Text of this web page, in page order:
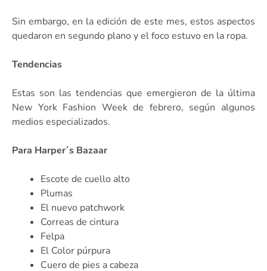
Sin embargo, en la edición de este mes, estos aspectos
quedaron en segundo plano y el foco estuvo en la ropa.
Tendencias
Estas son las tendencias que emergieron de la última
New York Fashion Week de febrero, según algunos
medios especializados.
Para Harper´s Bazaar
Escote de cuello alto
Plumas
El nuevo patchwork
Correas de cintura
Felpa
El Color púrpura
Cuero de pies a cabeza